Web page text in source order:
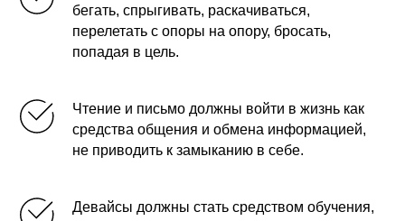
бегать, спрыгивать, раскачиваться,
перелетать с опоры на опору, бросать,
попадая в цель.
Чтение и письмо должны войти в жизнь как
средства общения и обмена информацией,
не приводить к замыканию в себе.
Девайсы должны стать средством обучения,